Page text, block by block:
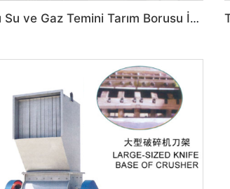
HDPE Boru Su ve Gaz Temini Tarım Borusu İnşaat Drenaj Makinesi HDPE Boru Su ve Gaz Temini Tarım Borusu İnşaat Drenaj Makinesi